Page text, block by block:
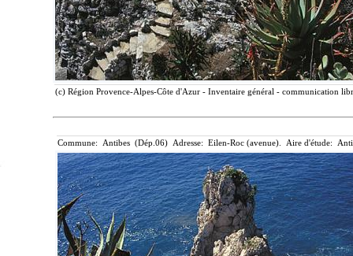
(c) Région Provence-Alpes-Côte d'Azur - Inventaire général - communication
Commune: Antibes (Dép.06) Adresse: Eilen-Roc (avenue). Aire d'étude: